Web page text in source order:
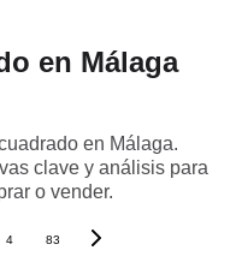
en Málaga
en Málaga.
clave y análisis para
o vender.
4 83